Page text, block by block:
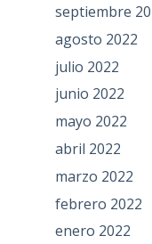
septiembre
agosto 2022
julio 2022
junio 2022
mayo 2022
abril 2022
marzo 2022
febrero 2022
enero 2022